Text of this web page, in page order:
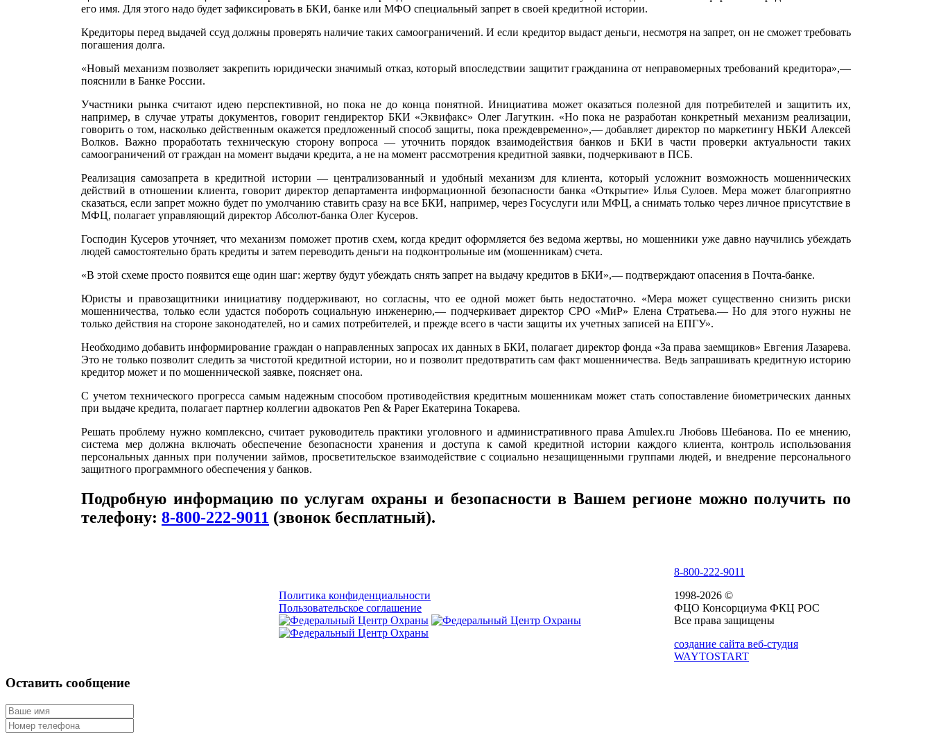
его имя. Для этого надо будет зафиксировать в БКИ, банке или МФО специальный запрет в своей кредитной истории.
Кредиторы перед выдачей ссуд должны проверять наличие таких самоограничений. И если кредитор выдаст деньги, несмотря на запрет, он не сможет требовать
погашения долга.
«Новый механизм позволяет закрепить юридически значимый отказ, который впоследствии защитит гражданина от неправомерных требований кредитора»,—
пояснили в Банке России.
Участники рынка считают идею перспективной, но пока не до конца понятной. Инициатива может оказаться полезной для потребителей и защитить их,
например, в случае утраты документов, говорит гендиректор БКИ «Эквифакс» Олег Лагуткин. «Но пока не разработан конкретный механизм реализации,
говорить о том, насколько действенным окажется предложенный способ защиты, пока преждевременно»,— добавляет директор по маркетингу НБКИ Алексей
Волков. Важно проработать техническую сторону вопроса — уточнить порядок взаимодействия банков и БКИ в части проверки актуальности таких
самоограничений от граждан на момент выдачи кредита, а не на момент рассмотрения кредитной заявки, подчеркивают в ПСБ.
Реализация самозапрета в кредитной истории — централизованный и удобный механизм для клиента, который усложнит возможность мошеннических
действий в отношении клиента, говорит директор департамента информационной безопасности банка «Открытие» Илья Сулоев. Мера может благоприятно
сказаться, если запрет можно будет по умолчанию ставить сразу на все БКИ, например, через Госуслуги или МФЦ, а снимать только через личное присутствие в
МФЦ, полагает управляющий директор Абсолют-банка Олег Кусеров.
Господин Кусеров уточняет, что механизм поможет против схем, когда кредит оформляется без ведома жертвы, но мошенники уже давно научились убеждать
людей самостоятельно брать кредиты и затем переводить деньги на подконтрольные им (мошенникам) счета.
«В этой схеме просто появится еще один шаг: жертву будут убеждать снять запрет на выдачу кредитов в БКИ»,— подтверждают опасения в Почта-банке.
Юристы и правозащитники инициативу поддерживают, но согласны, что ее одной может быть недостаточно. «Мера может существенно снизить риски
мошенничества, только если удастся побороть социальную инженерию,— подчеркивает директор СРО «МиР» Елена Стратьева.— Но для этого нужны не
только действия на стороне законодателей, но и самих потребителей, и прежде всего в части защиты их учетных записей на ЕПГУ».
Необходимо добавить информирование граждан о направленных запросах их данных в БКИ, полагает директор фонда «За права заемщиков» Евгения Лазарева.
Это не только позволит следить за чистотой кредитной истории, но и позволит предотвратить сам факт мошенничества. Ведь запрашивать кредитную историю
кредитор может и по мошеннической заявке, поясняет она.
С учетом технического прогресса самым надежным способом противодействия кредитным мошенникам может стать сопоставление биометрических данных
при выдаче кредита, полагает партнер коллегии адвокатов Pen & Paper Екатерина Токарева.
Решать проблему нужно комплексно, считает руководитель практики уголовного и административного права Amulex.ru Любовь Шебанова. По ее мнению,
система мер должна включать обеспечение безопасности хранения и доступа к самой кредитной истории каждого клиента, контроль использования
персональных данных при получении займов, просветительское взаимодействие с социально незащищенными группами людей, и внедрение персонального
защитного программного обеспечения у банков.
Подробную информацию по услугам охраны и безопасности в Вашем регионе можно получить по
телефону: 8-800-222-9011 (звонок бесплатный).
Политика конфиденциальности
Пользовательское соглашение
8-800-222-9011
1998-2026 ©
ФЦО Консорциума ФКЦ РОС
Все права защищены
создание сайта веб-студия
WAYTOSTART
Оставить сообщение